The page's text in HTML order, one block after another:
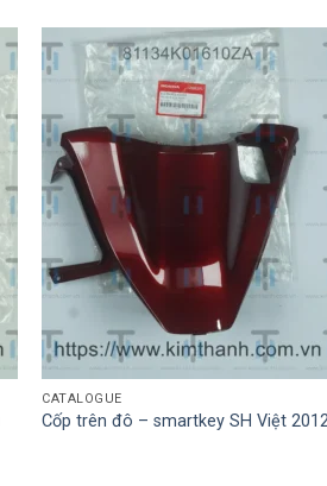
CATALOGUE
Cốp trên đô – smartkey SH Việt